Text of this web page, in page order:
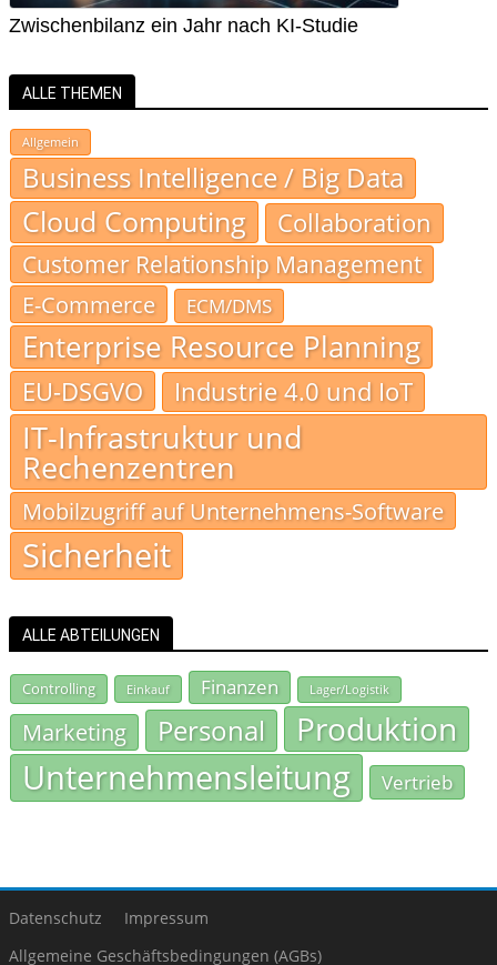
Zwischenbilanz ein Jahr nach KI-Studie
ALLE THEMEN
Allgemein
Business Intelligence / Big Data
Cloud Computing Collaboration
Customer Relationship Management
E-Commerce
ECM/DMS
Enterprise Resource Planning
EU-DSGVO Industrie 4.0 und IoT
IT-Infrastruktur und
Rechenzentren
Mobilzugriff auf Unternehmens-Software
Sicherheit
ALLE ABTEILUNGEN
Controlling Einkauf Finanzen Lager/Logistik
Marketing Personal Produktion
Unternehmensleitung Vertrieb
Datenschutz
Impressum
Allgemeine Geschäftsbedingungen (AGBs)